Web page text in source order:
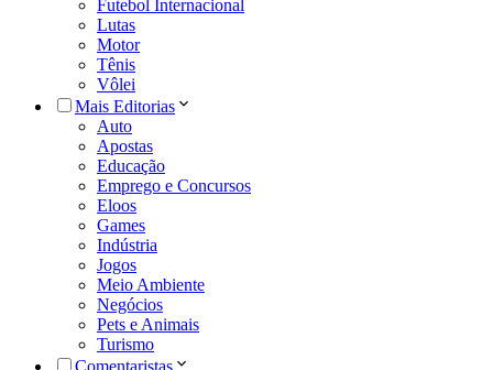
Futebol Internacional
Lutas
Motor
Tênis
Vôlei
Mais Editorias
Auto
Apostas
Educação
Emprego e Concursos
Eloos
Games
Indústria
Jogos
Meio Ambiente
Negócios
Pets e Animais
Turismo
Comentaristas